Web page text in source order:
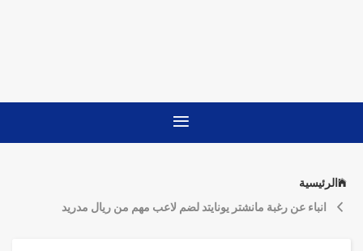
الرئيسية
انباء عن رغبة مانشتر يونايتد لضم لاعب مهم من ريال مدريد